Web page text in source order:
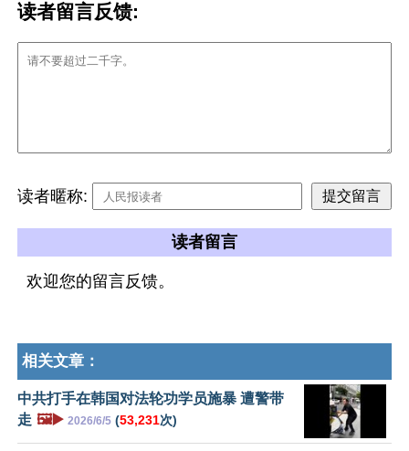
读者留言反馈:
读者暱称:
读者留言
欢迎您的留言反馈。
相关文章：
中共打手在韩国对法轮功学员施暴 遭警带
走 🖼️▶️ 2026/6/5 (53,231次)